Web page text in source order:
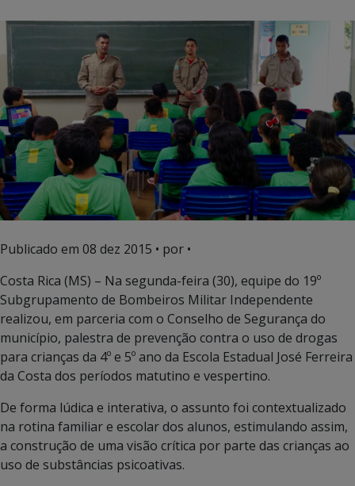
Publicado em 08 dez 2015 • por •
Costa Rica (MS) – Na segunda-feira (30), equipe do 19º
Subgrupamento de Bombeiros Militar Independente
realizou, em parceria com o Conselho de Segurança do
município, palestra de prevenção contra o uso de drogas
para crianças da 4º e 5º ano da Escola Estadual José Ferreira
da Costa dos períodos matutino e vespertino.
De forma lúdica e interativa, o assunto foi contextualizado
na rotina familiar e escolar dos alunos, estimulando assim,
a construção de uma visão crítica por parte das crianças ao
uso de substâncias psicoativas.